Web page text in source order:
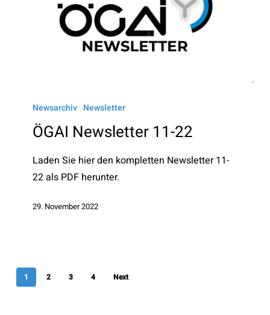
Newsletter
Newsarchiv Newsletter
ÖGAI Newsletter 11-22
Laden Sie hier den kompletten Newsletter 11-
22 als PDF herunter.
29. November 2022
1 2 3 4 Next